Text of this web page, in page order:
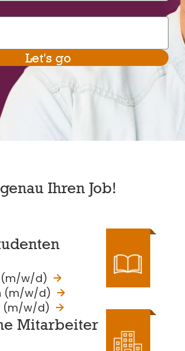
Let's go
Ihren Job!
(m/w/d)
(m/w/d)
(m/w/d)
Mit­ar­bei­ter